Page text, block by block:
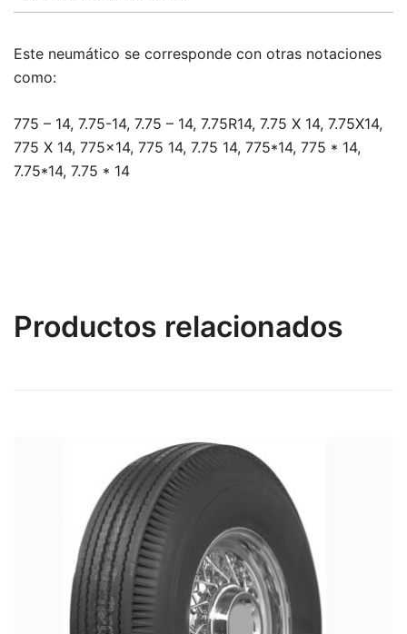
Este neumático se corresponde con otras notaciones
como:
775 – 14, 7.75-14, 7.75 – 14, 7.75R14, 7.75 X 14, 7.75X14,
775 X 14, 775×14, 775 14, 7.75 14, 775*14, 775 * 14,
7.75*14, 7.75 * 14
Productos relacionados